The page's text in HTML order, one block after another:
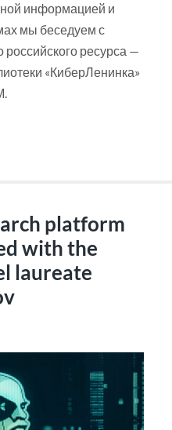
информацией и
мы беседуем с
ресурса —
«КиберЛенинка»
platform
with the
laureate